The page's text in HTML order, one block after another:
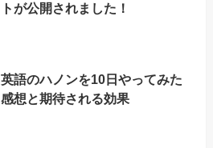
トが公開されました！
英語のハノンを10日やってみた
感想と期待される効果